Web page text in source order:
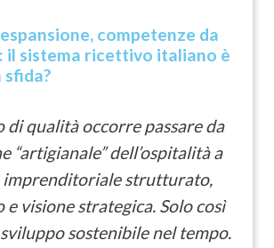
competenze da
sistema ricettivo italiano è
di qualità occorre passare da
“artigianale” dell’ospitalità a
imprenditoriale strutturato,
e visione strategica. Solo così
sostenibile nel tempo.